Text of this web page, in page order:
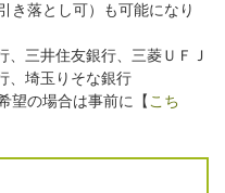
き落とし可）も可能になり
三井住友銀行、三菱ＵＦＪ
、埼玉りそな銀行
望の場合は事前に【 こち